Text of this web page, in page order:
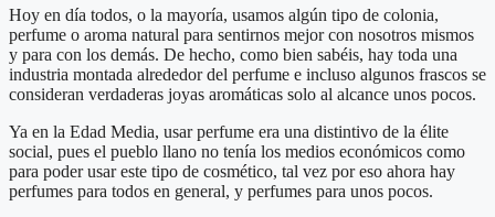
Hoy en día todos, o la mayoría, usamos algún tipo de colonia,
perfume o aroma natural para sentirnos mejor con nosotros mismos
y para con los demás. De hecho, como bien sabéis, hay toda una
industria montada alrededor del perfume e incluso algunos frascos se
consideran verdaderas joyas aromáticas solo al alcance unos pocos.
Ya en la Edad Media, usar perfume era una distintivo de la élite
social, pues el pueblo llano no tenía los medios económicos como
para poder usar este tipo de cosmético, tal vez por eso ahora hay
perfumes para todos en general, y perfumes para unos pocos.